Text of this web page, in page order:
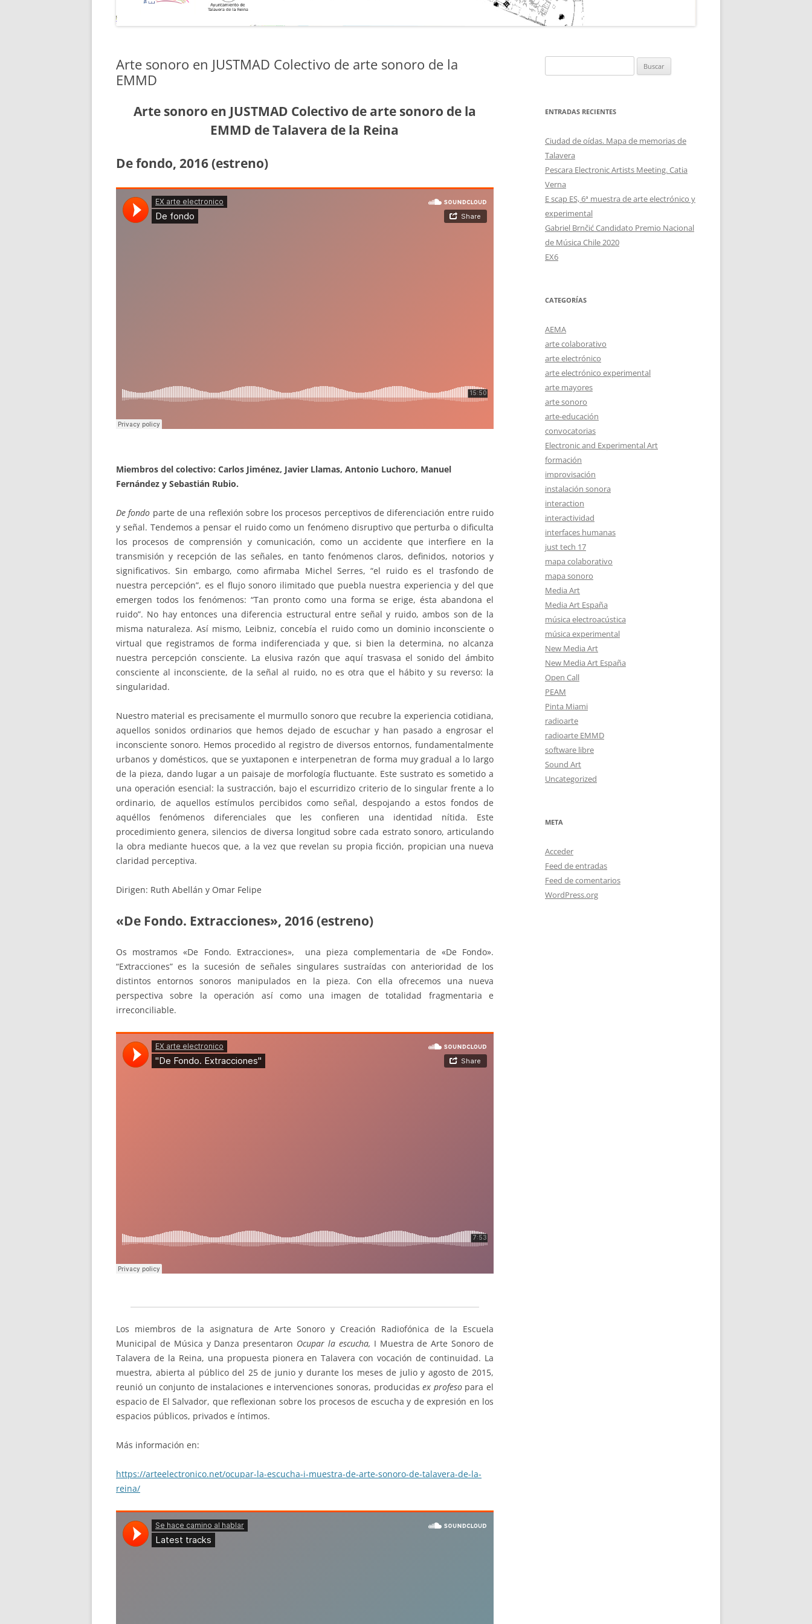
MEDIA ART RUTH ABELLÁN
Arte sonoro en JUSTMAD Colectivo de arte sonoro de la
EMMD
Arte sonoro en JUSTMAD Colectivo de arte sonoro de la
EMMD de Talavera de la Reina
De fondo, 2016 (estreno)
Miembros del colectivo: Carlos Jiménez, Javier Llamas, Antonio Luchoro, Manuel
Fernández y Sebastián Rubio.
De fondo parte de una reflexión sobre los procesos perceptivos de diferenciación entre ruido
y señal. Tendemos a pensar el ruido como un fenómeno disruptivo que perturba o dificulta
los procesos de comprensión y comunicación, como un accidente que interfiere en la
transmisión y recepción de las señales, en tanto fenómenos claros, definidos, notorios y
significativos. Sin embargo, como afirmaba Michel Serres, “el ruido es el trasfondo de
nuestra percepción”, es el flujo sonoro ilimitado que puebla nuestra experiencia y del que
emergen todos los fenómenos: “Tan pronto como una forma se erige, ésta abandona el
ruido”. No hay entonces una diferencia estructural entre señal y ruido, ambos son de la
misma naturaleza. Así mismo, Leibniz, concebía el ruido como un dominio inconsciente o
virtual que registramos de forma indiferenciada y que, si bien la determina, no alcanza
nuestra percepción consciente. La elusiva razón que aquí trasvasa el sonido del ámbito
consciente al inconsciente, de la señal al ruido, no es otra que el hábito y su reverso: la
singularidad.
Nuestro material es precisamente el murmullo sonoro que recubre la experiencia cotidiana,
aquellos sonidos ordinarios que hemos dejado de escuchar y han pasado a engrosar el
inconsciente sonoro. Hemos procedido al registro de diversos entornos, fundamentalmente
urbanos y domésticos, que se yuxtaponen e interpenetran de forma muy gradual a lo largo
de la pieza, dando lugar a un paisaje de morfología fluctuante. Este sustrato es sometido a
una operación esencial: la sustracción, bajo el escurridizo criterio de lo singular frente a lo
ordinario, de aquellos estímulos percibidos como señal, despojando a estos fondos de
aquéllos fenómenos diferenciales que les confieren una identidad nítida. Este
procedimiento genera, silencios de diversa longitud sobre cada estrato sonoro, articulando
la obra mediante huecos que, a la vez que revelan su propia ficción, propician una nueva
claridad perceptiva.
Dirigen: Ruth Abellán y Omar Felipe
«De Fondo. Extracciones», 2016 (estreno)
Os mostramos «De Fondo. Extracciones», una pieza complementaria de «De Fondo».
“Extracciones” es la sucesión de señales singulares sustraídas con anterioridad de los
distintos entornos sonoros manipulados en la pieza. Con ella ofrecemos una nueva
perspectiva sobre la operación así como una imagen de totalidad fragmentaria e
irreconciliable.
Los miembros de la asignatura de Arte Sonoro y Creación Radiofónica de la Escuela
Municipal de Música y Danza presentaron Ocupar la escucha, I Muestra de Arte Sonoro de
Talavera de la Reina, una propuesta pionera en Talavera con vocación de continuidad. La
muestra, abierta al público del 25 de junio y durante los meses de julio y agosto de 2015,
reunió un conjunto de instalaciones e intervenciones sonoras, producidasex profesopara el
espacio de El Salvador, que reflexionan sobre los procesos de escucha y de expresión en los
espacios públicos, privados e íntimos.
Más información en:
https://arteelectronico.net/ocupar-la-escucha-i-muestra-de-arte-sonoro-de-talavera-de-la-
reina/
ENTRADAS RECIENTES
Ciudad de oídas. Mapa de memorias de
Talavera
Pescara Electronic Artists Meeting. Catia
Verna
E scap ES, 6ª muestra de arte electrónico y
experimental
Gabriel Brnčić Candidato Premio Nacional
de Música Chile 2020
EX6
CATEGORÍAS
AEMA
arte colaborativo
arte electrónico
arte electrónico experimental
arte mayores
arte sonoro
arte-educación
convocatorias
Electronic and Experimental Art
formación
improvisación
instalación sonora
interaction
interactividad
interfaces humanas
just tech 17
mapa colaborativo
mapa sonoro
Media Art
Media Art España
música electroacústica
música experimental
New Media Art
New Media Art España
Open Call
PEAM
Pinta Miami
radioarte
radioarte EMMD
software libre
Sound Art
Uncategorized
META
Acceder
Feed de entradas
Feed de comentarios
WordPress.org